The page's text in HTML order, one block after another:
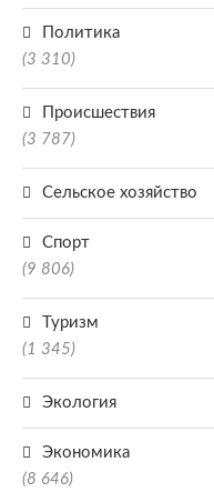
Политика
(3 310)
Происшествия
(3 787)
Сельское хозяйство
Спорт
(9 806)
Туризм
(1 345)
Экология
Экономика
(8 646)